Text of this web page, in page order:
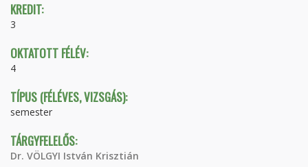
KREDIT:
3
OKTATOTT FÉLÉV:
4
TÍPUS (FÉLÉVES, VIZSGÁS):
semester
TÁRGYFELELŐS:
Dr. VÖLGYI István Krisztián